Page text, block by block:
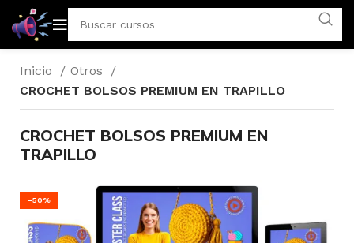
Inicio
Otros
CROCHET BOLSOS PREMIUM EN TRAPILLO
CROCHET BOLSOS PREMIUM EN
TRAPILLO
-50%